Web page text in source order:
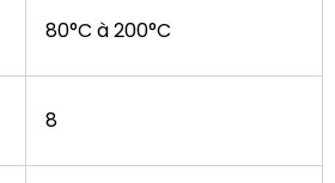
80°C à 200°C
8